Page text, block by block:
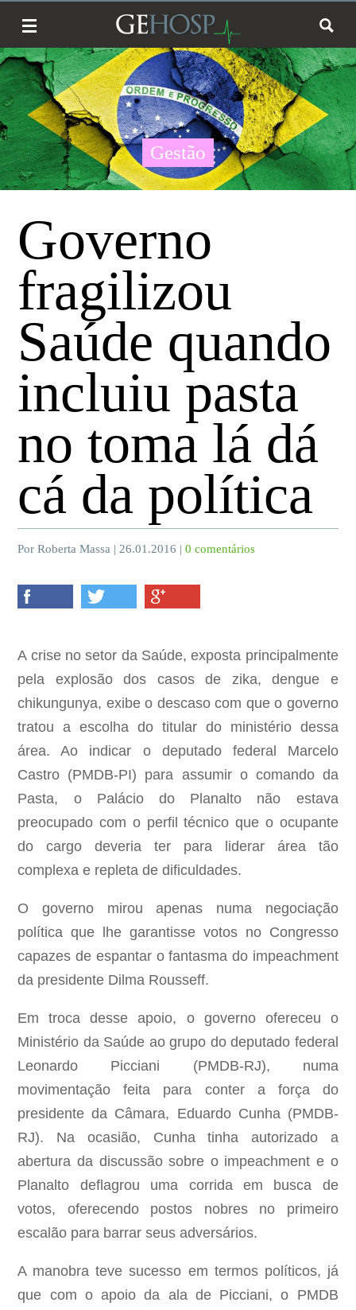
Gestão
Governo
fragilizou
Saúde quando
incluiu pasta
no toma lá dá
cá da política
Por Roberta Massa | 26.01.2016 |0 comentários
A crise no setor da Saúde, exposta principalmente
pela explosão dos casos de zika, dengue e
chikungunya, exibe o descaso com que o governo
tratou a escolha do titular do ministério dessa
área. Ao indicar o deputado federal Marcelo
Castro (PMDB-PI) para assumir o comando da
Pasta, o Palácio do Planalto não estava
preocupado com o perfil técnico que o ocupante
do cargo deveria ter para liderar área tão
complexa e repleta de dificuldades.
O governo mirou apenas numa negociação
política que lhe garantisse votos no Congresso
capazes de espantar o fantasma do impeachment
da presidente Dilma Rousseff.
Em troca desse apoio, o governo ofereceu o
Ministério da Saúde ao grupo do deputado federal
Leonardo Picciani (PMDB-RJ), numa
movimentação feita para conter a força do
presidente da Câmara, Eduardo Cunha (PMDB-
RJ). Na ocasião, Cunha tinha autorizado a
abertura da discussão sobre o impeachment e o
Planalto deflagrou uma corrida em busca de
votos, oferecendo postos nobres no primeiro
escalão para barrar seus adversários.
A manobra teve sucesso em termos políticos, já
que com o apoio da ala de Picciani, o PMDB